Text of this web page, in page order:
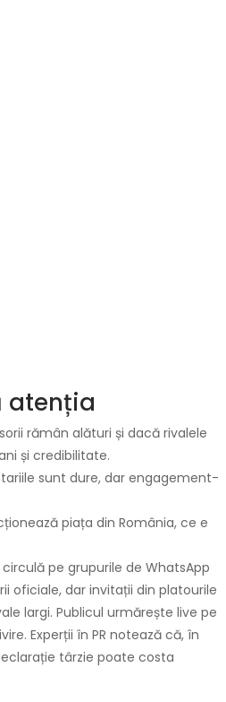
atenția
rămân alături și dacă rivalele
și credibilitate.
sunt dure, dar engagement-
piața din România, ce e
pe grupurile de WhatsApp
oficiale, dar invitații din platourile
largi. Publicul urmărește live pe
Experții în PR notează că, în
târzie poate costa